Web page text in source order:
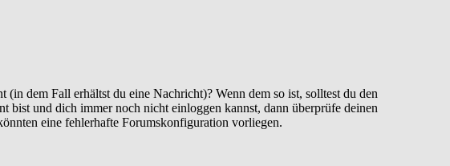
dem Fall erhältst du eine Nachricht)? Wenn dem so ist, solltest du den
bist und dich immer noch nicht einloggen kannst, dann überprüfe deinen
eine fehlerhafte Forumskonfiguration vorliegen.